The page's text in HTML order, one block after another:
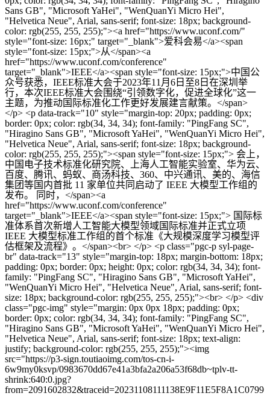
Sans GB", "Microsoft YaHei", "WenQuanYi Micro Hei",
"Helvetica Neue", Arial, sans-serif; font-size: 18px; background-
color: rgb(255, 255, 255);"><a href="https://www.uconf.com/"
style="font-size: 16px;" target="_blank">爱科会易</a><span
style="font-size: 15px;">从</span><a
href="https://www.uconf.com/conference"
target="_blank">IEEE</a><span style="font-size: 15px;">中国公
众号获悉，IEEE标准大会于2023年11月6日至8日在深圳举
行，本次IEEE标准大会围绕“引领数字化，促进全球化”这一
主题，为推动国际标准化工作更好发展建言献策。</span>
</p> <p data-track="10" style="margin-top: 20px; padding: 0px;
border: 0px; color: rgb(34, 34, 34); font-family: "PingFang SC",
"Hiragino Sans GB", "Microsoft YaHei", "WenQuanYi Micro Hei",
"Helvetica Neue", Arial, sans-serif; font-size: 18px; background-
color: rgb(255, 255, 255);"><span style="font-size: 15px;"> 会上，
中国电子技术标准化研究院、上海人工智能实验室、华为云、
百度、腾讯、蚂蚁、商汤科技、360、中兴通讯、美的、海信
集团等国内首批 11 家单位共同启动了 IEEE 大模型工作组的
发布。 同时，</span><a
href="https://www.uconf.com/conference"
target="_blank">IEEE</a><span style="font-size: 15px;"> 国际标
准体系首次新增人工智能大模型领域国际标准并正式立项
IEEE 大模型标准工作组的首个标准《大规模深度学习模型评
估框架及流程》。</span><br> </p> <p class="pgc-p syl-page-
br" data-track="13" style="margin-top: 18px; margin-bottom: 18px;
padding: 0px; border: 0px; height: 0px; color: rgb(34, 34, 34); font-
family: "PingFang SC", "Hiragino Sans GB", "Microsoft YaHei",
"WenQuanYi Micro Hei", "Helvetica Neue", Arial, sans-serif; font-
size: 18px; background-color: rgb(255, 255, 255);"><br> </p> <div
class="pgc-img" style="margin: 0px 0px 18px; padding: 0px;
border: 0px; color: rgb(34, 34, 34); font-family: "PingFang SC",
"Hiragino Sans GB", "Microsoft YaHei", "WenQuanYi Micro Hei",
"Helvetica Neue", Arial, sans-serif; font-size: 18px; text-align:
justify; background-color: rgb(255, 255, 255);"><img
src="https://p3-sign.toutiaoimg.com/tos-cn-i-
6w9my0ksvp/0983670dd67e41a3bfa2a206a53f68db~tplv-tt-
shrink:640:0.jpg?
from=2091602832&traceid=20231108111138E9F11E5F8A1C0799